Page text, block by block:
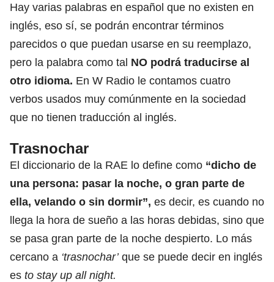
Hay varias palabras en español que no existen en
inglés, eso sí, se podrán encontrar términos
parecidos o que puedan usarse en su reemplazo,
pero la palabra como tal NO podrá traducirse al
otro idioma. En W Radio le contamos cuatro
verbos usados muy comúnmente en la sociedad
que no tienen traducción al inglés.
Trasnochar
El diccionario de la RAE lo define como “dicho de
una persona: pasar la noche, o gran parte de
ella, velando o sin dormir”, es decir, es cuando no
llega la hora de sueño a las horas debidas, sino que
se pasa gran parte de la noche despierto. Lo más
cercano a ‘trasnochar’que se puede decir en inglés
es to stay up all night.